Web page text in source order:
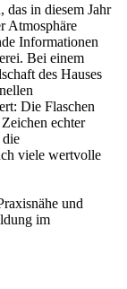
in diesem Jahr
Atmosphäre
Informationen
Bei einem
des Hauses
Die Flaschen
echter
viele wertvolle
und
im